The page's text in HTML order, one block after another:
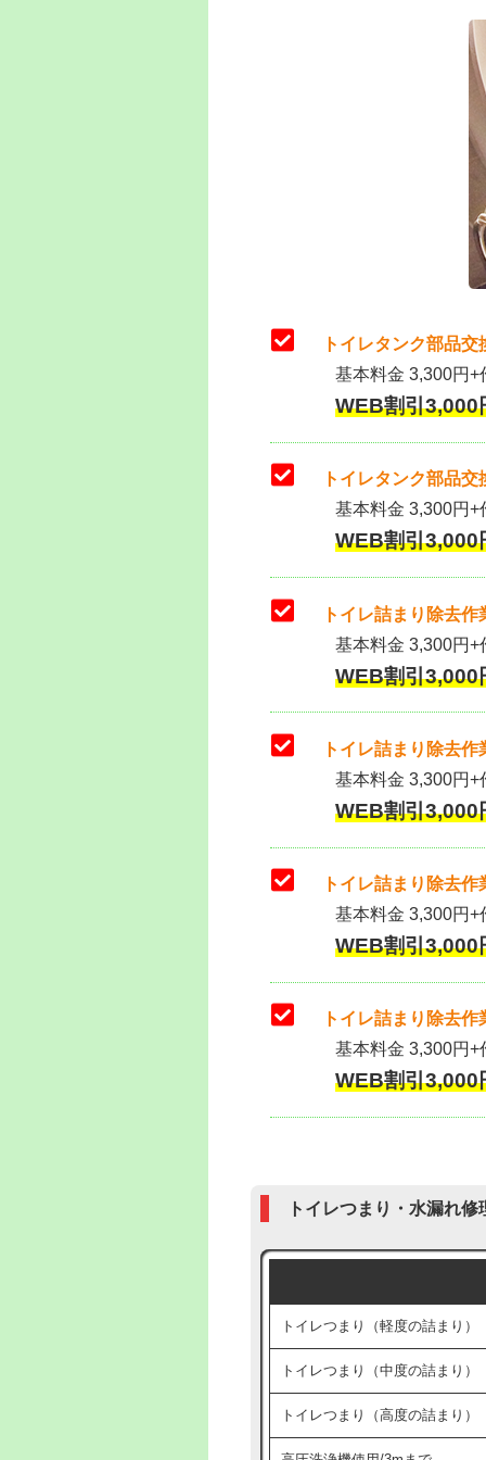
トイレタンク部品
基本料金 3,300円
WEB割引
トイレタンク部品
基本料金 3,300円+
WEB割引
トイレ詰まり除去作
基本料金 3,300円+
WEB割引
トイレ詰まり除去
基本料金 3,300円+
WEB割引
トイレ詰まり除去
基本料金 3,300円+
WEB割引
トイレ詰まり除去
基本料金 3,300円+
WEB割引
トイレつまり・水漏れ
トイレつまり（軽度の詰まり）
トイレつまり（中度の詰まり）
トイレつまり（高度の詰まり）